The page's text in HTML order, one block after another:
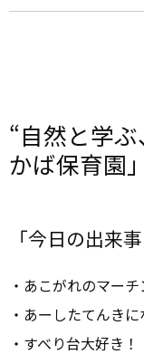
“自然と学
かば保育園
「今日の出来
・あこがれのマー
・あーしたてんきに
・すべり台大好き！